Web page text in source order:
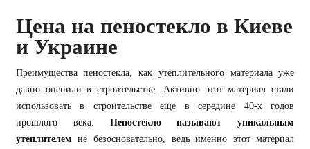
Цена на пеностекло в Киеве
и Украине
Преимущества пеностекла, как утеплительного материала уже
давно оценили в строительстве. Активно этот материал стали
использовать в строительстве еще в середине 40-х годов
прошлого века. Пеностекло называют уникальным
утеплителем не безосновательно, ведь именно этот материал